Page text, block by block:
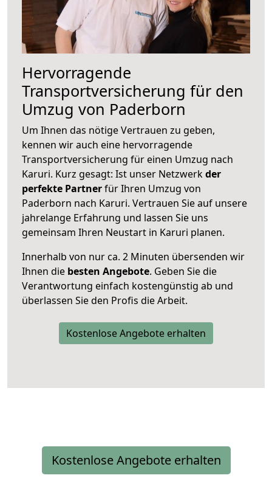
Hervorragende
Transportversicherung für den
Umzug von Paderborn
Um Ihnen das nötige Vertrauen zu geben,
kennen wir auch eine hervorragende
Transportversicherung für einen Umzug nach
Karuri. Kurz gesagt: Ist unser Netzwerkder
perfekte Partnerfür Ihren Umzug von
Paderborn nach Karuri. Vertrauen Sie auf unsere
jahrelange Erfahrung und lassen Sie uns
gemeinsam Ihren Neustart in Karuri planen.
Innerhalb von nur ca. 2 Minuten übersenden wir
Ihnen die besten Angebote. Geben Sie die
Verantwortung einfach kostengünstig ab und
überlassen Sie den Profis die Arbeit.
Kostenlose Angebote erhalten
Kostenlose Angebote erhalten